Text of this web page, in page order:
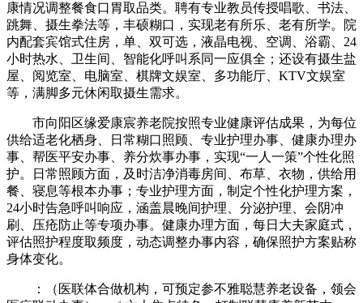
康情况调整餐食口胃取品类。聘有专业教员传授唱歌、书法、
跳舞、摄生拳法等，丰硕糊口，实现老有所乐、老有所学。院
内配套宾馆式住房，单、双可选，液晶电视、空调、浴霸、24
小时热水、卫生间、智能化呼叫系同一应俱全；还设有摄生盐
屋、阅览室、电脑室、棋牌文娱室、多功能厅、KTV文娱室
等，满脚多元休闲取摄生需求。
市向阳区缘爱康宸养老院按照专业健康评估成果，为每位
供给适老化栖身、日常糊口照顾、专业护理办事、健康办理办
事、帮医平安办事、养分炊事办事，实现“一人一策”个性化照
护。日常照顾方面，及时洁净消毒房间、布草、衣物，供给用
餐、寝息等根本办事；专业护理方面，制定个性化护理方案，
24小时告急呼叫响应，涵盖晨晚间护理、分泌护理、会阴冲
刷、压疮防止等专项办事。健康办理方面，每日大夫家庭式，
评估照护程度取频度，动态调整办事内容，确保照护方案贴称
身体变化。
：（医联体合做机构，可预定参不雅聪慧养老设备，领会